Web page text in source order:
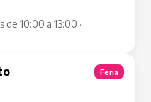
de 10:00 a 13:00 ·
Feria